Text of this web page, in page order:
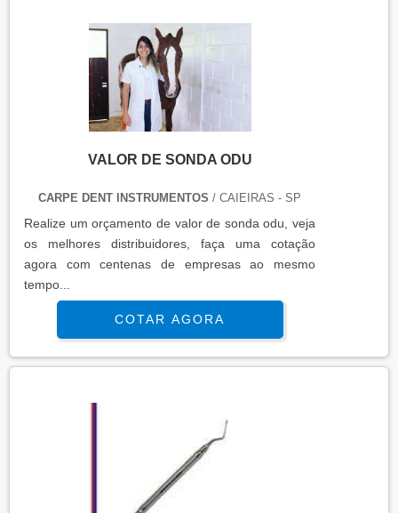
VALOR DE SONDA ODU
CARPE DENT INSTRUMENTOS / CAIEIRAS - SP
Realize um orçamento de valor de sonda odu, veja
os melhores distribuidores, faça uma cotação
agora com centenas de empresas ao mesmo
tempo...
COTAR AGORA